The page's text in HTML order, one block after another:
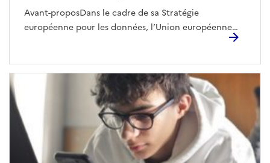
Avant-proposDans le cadre de sa Stratégie européenne pour les données, l’Union européenne promeut de nouveaux dispositifs permettant une gestion des données, personnelles ou non, se rapprochant des logiques de communs numériques.Le Data Governance Act (DGA) introduit notamment deux nouveaux services de partage de données : les organisations altruistes en matière de données (OAD) visant le partage volontaire de données pour des objectifs d’intérêt général, et les prestataires de services d’intermédiation de données (PSID) qui facilitent les relations commerciales autour du partage de données. Ces derniers peuvent prendre la forme de coopératives de données assurant une gouvernance démocratique et une valorisation économique des données tout en préservant les droits de leurs membres.Parallèlement, la Commission européenne soutient le développement de data spaces (espaces communs de données), des infrastructures techniques et organisationnelles pour la mise en commun sécurisée de données entre acteurs d’un même secteur, avec des règles d’accès équitables et une gouvernance bien définie.Ces innovations, législatives et techniques, sont désormais à investir par les porteurs de communs numériques. IntroductionLa Stratégie européenne pour les données, initiée en 2020 par la Commission européenne, vient répondre à un double constat. D’une part, une production croissante au sein de l’Union de données sujettes à un phénomène de concentration, notamment au sein des très grandes plateformes en ligne. D’autre part, la prise de conscience grandissante des citoyen.ne.s européen.ne.s aux usages mercantiles réalisés à leur insu ou non.La Stratégie européenne pour les données prend en compte cette double problématique dans la mise en place d’un « marché unique des données » facilitant la circulation du plus grand nombre de données, y compris personnelles. Une telle circulation ne peut se faire que si elle s’inscrit dans un cadre assurant un niveau de protection élevé des détenteurs des droits sur ces données – personnes physiques comme morales. Elle doit également être vectrice de confiance et de transparence entre toutes les parties prenantes.Ainsi et sans faire explicitement référence aux communs numériques, la Stratégie européenne pour les données (et les textes qui l’accompagnent) promeut un certain nombre d’innovations législatives et techniques pour la production et la diffusion concertées et organisées des données. Or, sans qu’il existe de définition unanime des communs numériques, ceux-ci peuvent être présentés comme « des ressources produites et/ou entretenues collectivement par une communauté d’acteurs hétérogènes, et gouvernée par des règles qui assurent leur caractère collectif et partagé ».Un parallèle peut donc être dressé entre cette définition des communs numériques et les innovations législatives et techniques, promues dans le cadre de la Stratégie européenne pour les données. Jusqu’alors, la réglementation européenne relative aux données visait soit à en assurer l’ouverture (Public Service Information (PSI) 2), soit à en assurer la protection (RGPD). Avec la Stratégie européenne de la donnée, le législateur introduit un niveau de finesse supplémentaire dans la gestion des données, conduisant à concilier ouverture et protection. La Stratégie européenne pour les données intègre ainsi plusieurs textes porteurs de réglementations spécifiques ou sectorielles concernant le partage des données, en premier chef l’AI Act. En parallèle de ces textes, le Data Act vient étendre le champ des données partageables, en précisant quelles données détenues par les acteurs publics comme privés peuvent être partagées et faire l’objet d’une réutilisation bien qu’elles fassent l’objet d’une protection particulière¹. Par ailleurs, le texte prévoit qu’une exclusivité pourra être octroyée sur les données partagées, si la réutilisation qui en est faite permet la fourniture d’un service ou d’un produit d’intérêt général qui ne pourrait pas être obtenu sans cette exclusivité, dans la limite d’un an. Cette nouvelle possibilité pourrait être exploitée par l’acteur public qui souhaiterait soutenir le développement d’un commun numérique, en conférant un avantage certain à ce dernier. En effet, la politique d’Open Data conduite en France comme au niveau européen a permis de mesurer l’importance du partage des données dans le développement de projets numériques, et notamment de communs numériques. Enfin, le Data Act prévoit l’élaboration de normes d’interopérabilité pour les données et leurs réutilisations entre les secteurs d’activités.Cette extension des données partageables a rendu nécessaire de mettre en place un cadre favorisant la transparence et la confiance entre les détenteurs et les réutilisateurs de ces données., et qui pourra incidemment être mobilisé au service du développement de communs numériques. ¹ "Les données personnelles, ainsi que celles protégées par pour des raisons de confidentialité commerciale, par le secret statistique, ou du fait de l’existence de droits de propriété intellectuelle de tiers, pourront faire l’objet d’un partage et d’une réutilisation, dans la limite du respect du Data Act et des autres dispositions législatives applicables". Le Data Governance Act (DGA) prévoit la mise en place de services de partage de données dont l’objectif est de favoriser la réutilisation des données tout en renforçant la confiance des personnes concernées et des détenteurs de données. Pour assurer ce double objectif, il semble pertinent d’envisager, parmi d’autres possibilités, la constitution de communs numériques autour des données.D’une part, la gestion en commun de telles données – personnelles ou non – renforcerait la protection de celles-ci en mutualisant les moyens nécessaires. D’autre part, ces communs de données pourraient, sur la base des autres dispositions du paquet législatif relatif aux services numériques, être mis à disposition de projets libres ou de communs numériques, et plus largement de tout projet poursuivant un but d’intérêt général.Le soutien à la création et au développement de communs numériques est rendu possible par deux innovations introduites par le DGA : les services d’intermédiation de données et les organisations altruistes en matière de données. Les organisations altruistes en matière de donnéesLes organisations altruistes en matière de données (OAD), instituées par le DGA, ont pour objectif d'appuyer juridiquement l’altruisme en matière de données, défini par le même règlement comme :« le partage volontaire de données personnelles ou non personnelles] sans demander ni recevoir de contrepartie […] pour des objectifs d’intérêt général ».Afin de développer des comuns numériques, il serait envisageable de mobiliser le concept de l’OAD de deux façons. D’une part, de telles organisations seraient intéressantes à mobiliser pour venir alimenter des communs numériques poursuivant un but d’intérêt général, d’autant plus :qu’il existe en France des communs, numériques ou non, matures sur les sujets cités en exemple par le DGA : les communs lauréats de l’Appel à Communs de l’ADEME (lutte contre le changement climatique) ; la Fabrique des mobilités, etc.qu’il revient au droit national de définir les objectifs d’intérêt général susceptibles d’être poursuivis par les projets pour lesquels les données sont ainsi mises à disposition. D’autre part, les OAD pourraient constituer la structure juridique à mobiliser dans le cadre de la création de communs de données facilitant le développement d’autres projets poursuivant un but d’intérêt général. L’encouragement et le soutien à leur développement par l’acteur public constituerait ainsi un catalyseur de projets de communs numériques poursuivant de tels objectifs d’intérêt général. Par ailleurs, le DGA prévoit plusieurs séries de règles à respecter par les OAD afin d’assurer la transparence du secteur et la préservation des droits et intérêts des personnes concernées et des détenteurs de données quant à leurs données. Le règlement prévoit par ailleurs le renforcement de cet encadrement par la Commission, au moyen d’actes délégués, dans les années à venir.Cependant, le corollaire de l’altruisme consiste en l’impossibilité de penser la soutenabilité économique de communs numériques ainsi constitués. Seul le recueil de subsides en provenance des projets ré-utilisateurs, destinées à compenser les coûts de mise à disposition leurs données, est envisageable.L’intérêt des OAD pour le développement des communs numériques réside alors essentiellement dans le partage altruiste des données qu’ils faciliteront. S’agissant de la structuration juridique de communs de données, les porteurs désireux de développer un modèle économique pour assurer leur pérennité se tourneront plutôt vers le deuxième service de partage de données introduit par le DGA : les prestataires de services d’intermédiation de données. Les services d’intermédiation de donnéesLe DGA définit le prestataire de service d’intermédiation de données (PSID) comme fournissant« un service qui vise à établir des relations commerciales à des fins de partage de données entre un nombre indéterminé de personnes concernées et de détenteurs de données, d’une part, et d’utilisateurs de données, d’autre part, par des moyens techniques, juridiques ou autres, y compris aux fins de l’exercice des droits des personnes concernées en ce qui concerne les données à caractère personnel ».Le DGA prévoit que ces PSID doivent utiliser des formats de données favorisant l’interopérabilité des services.Les PSID se divisent en deux catégories :les « courtiers en données », services d’intermédiation entre les détenteurs de données et les utilisateurs potentiels et entre les personnes concernées qui cherchent à mettre à disposition leurs données et les utilisateurs potentiels ;les « services de coopératives de données », qui pourraient servir de base à la constitution d’un commun de données. Les coopératives de données sont définies par le DGA co